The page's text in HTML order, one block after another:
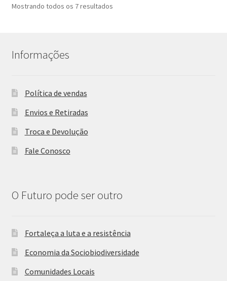
Mostrando todos os 7 resultadosClassificado
Informações
Política de vendas
Envios e Retiradas
Troca e Devolução
Fale Conosco
O Futuro pode ser outro
Fortaleça a luta e a resistência
Economia da Sociobiodiversidade
Comunidades Locais